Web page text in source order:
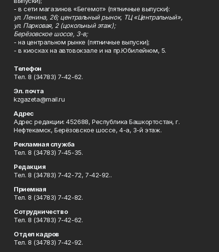
- в сети магазинов «Бегемот» (пятничные выпуски):
ул. Ленина, 26; центральный рынок, ТЦ «Центральный»,
ул. Парковая, 2 (цокольный этаж);
Берёзовское шоссе, 3-в;
- на центральном рынке (пятничные выпуски);
- в киосках на автовокзале и на пр.Юбилейном, 5.
Телефон
Тел. 8 (34783) 7-42-62.
Эл. почта
kzgazeta@mail.ru
Адрес
Адрес редакции: 452688, Республика Башкортостан, г.
Нефтекамск, Берёзовское шоссе, 4-а, 3-й этаж.
Рекламная служба
Тел. 8 (34783) 7-45-35.
Редакция
Тел. 8 (34783) 7-42-72, 7-42-92..
Приемная
Тел. 8 (34783) 7-42-82.
Сотрудничество
Тел. 8 (34783) 7-42-62.
Отдел кадров
Тел. 8 (34783) 7-42-92.